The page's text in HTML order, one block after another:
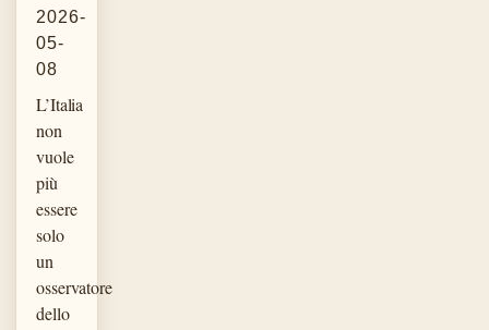
2026-
05-
08
L’Italia
non
vuole
più
essere
solo
un
osservatore
dello